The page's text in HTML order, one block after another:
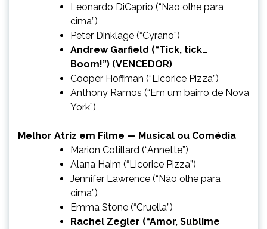
Leonardo DiCaprio (“Nao olhe para
cima”)
Peter Dinklage (“Cyrano”)
Andrew Garfield (“Tick, tick…
Boom!”) (VENCEDOR)
Cooper Hoffman (“Licorice Pizza”)
Anthony Ramos (“Em um bairro de Nova
York”)
Melhor Atriz em Filme — Musical ou Comédia
Marion Cotillard (“Annette”)
Alana Haim (“Licorice Pizza”)
Jennifer Lawrence (“Não olhe para
cima”)
Emma Stone (“Cruella”)
Rachel Zegler (“Amor, Sublime